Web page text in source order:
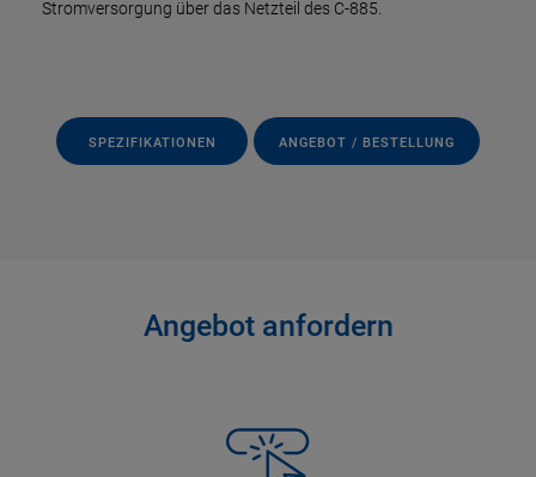
Stromversorgung über das Netzteil des C-885.
SPEZIFIKATIONEN ANGEBOT / BESTELLUNG
Angebot anfordern